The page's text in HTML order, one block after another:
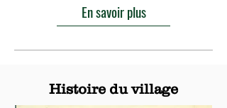
En savoir plus
Histoire du village